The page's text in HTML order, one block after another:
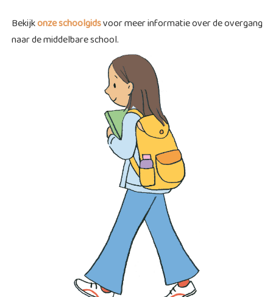
Bekijkonze schoolgidsvoor meer informatie over de overgang
naar de middelbare school.